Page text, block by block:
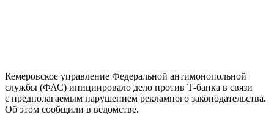
Кемеровское управление Федеральной антимонопольной
службы (ФАС) инициировало дело против Т-банка в связи
с предполагаемым нарушением рекламного законодательства.
Об этом сообщили в ведомстве.